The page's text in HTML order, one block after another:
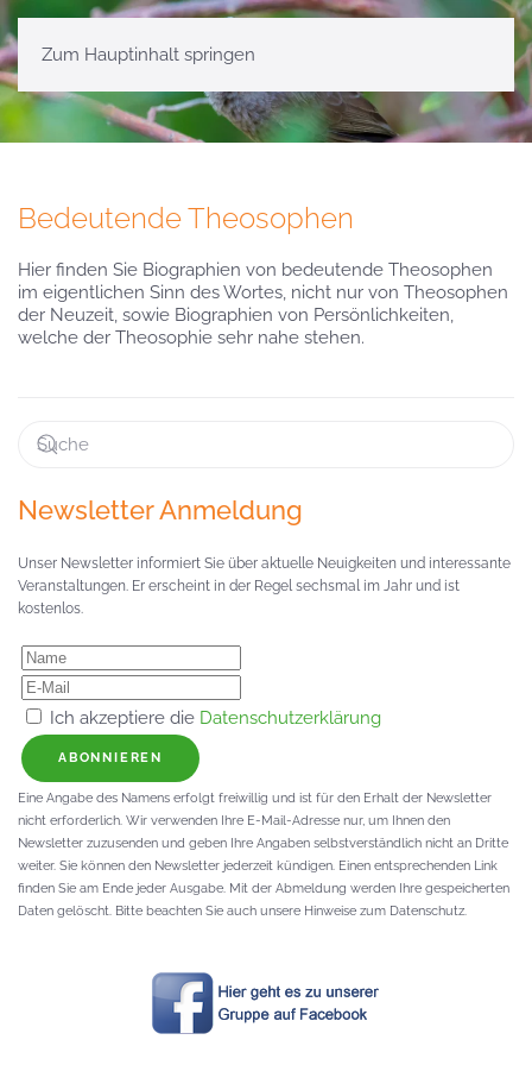
Zum Hauptinhalt springen
Bedeutende Theosophen
Hier finden Sie Biographien von bedeutende Theosophen
im eigentlichen Sinn des Wortes, nicht nur von Theosophen
der Neuzeit, sowie Biographien von Persönlichkeiten,
welche der Theosophie sehr nahe stehen.
Newsletter Anmeldung
Unser Newsletter informiert Sie über aktuelle Neuigkeiten und interessante
Veranstaltungen. Er erscheint in der Regel sechsmal im Jahr und ist
kostenlos.
Ich akzeptiere die Datenschutzerklärung
ABONNIEREN
Eine Angabe des Namens erfolgt freiwillig und ist für den Erhalt der Newsletter
nicht erforderlich. Wir verwenden Ihre E-Mail-Adresse nur, um Ihnen den
Newsletter zuzusenden und geben Ihre Angaben selbstverständlich nicht an Dritte
weiter. Sie können den Newsletter jederzeit kündigen. Einen entsprechenden Link
finden Sie am Ende jeder Ausgabe. Mit der Abmeldung werden Ihre gespeicherten
Daten gelöscht. Bitte beachten Sie auch unsere Hinweise zum Datenschutz.